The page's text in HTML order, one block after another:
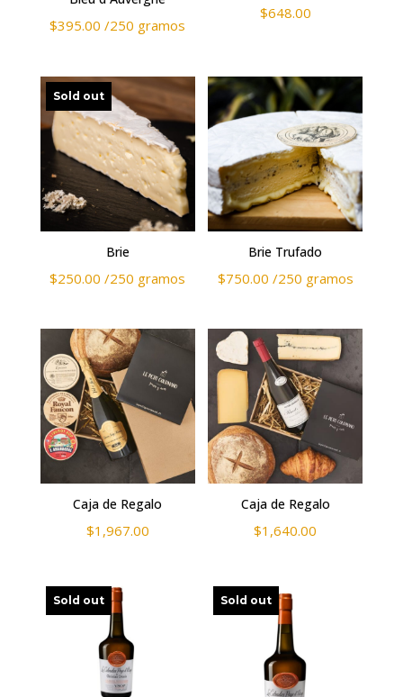
$395.00 /250 gramos
$648.00
Sold out
Brie
$250.00 /250 gramos
Brie Trufado
$750.00 /250 gramos
Caja de Regalo
$1,967.00
Caja de Regalo
$1,640.00
Sold out Sold out